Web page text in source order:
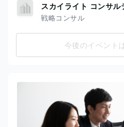
スカイライト コンサ
戦略コンサル
今後のイベント